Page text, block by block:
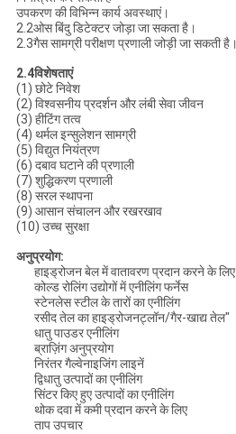
उपकरण की विभिन्न कार्य अवस्थाएं।
2.2ओस बिंदु डिटेक्टर जोड़ा जा सकता है।
2.3गैस सामग्री परीक्षण प्रणाली जोड़ी जा सकती है।
2.4विशेषताएं
(1) छोटे निवेश
(2) विश्वसनीय प्रदर्शन और लंबी सेवा जीवन
(3) हीटिंग तत्व
(4) थर्मल इन्सुलेशन सामग्री
(5) विद्युत नियंत्रण
(6) दबाव घटाने की प्रणाली
(7) शुद्धिकरण प्रणाली
(8) सरल स्थापना
(9) आसान संचालन और रखरखाव
(10) उच्च सुरक्षा
अनुप्रयोग:
हाइड्रोजन बेल में वातावरण प्रदान करने के लिए
कोल्ड रोलिंग उद्योगों में एनीलिंग फर्नेस
स्टेनलेस स्टील के तारों का एनीलिंग
रसीद तेल का हाइड्रोजनट्लॉन/गैर-खाद्य तेल"
धातु पाउडर एनीलिंग
ब्राज़िंग अनुप्रयोग
निरंतर गैल्वेनाइजिंग लाइनें
द्विधातु उत्पादों का एनीलिंग
सिंटर किए हुए उत्पादों का एनीलिंग
थोक दवा में कमी प्रदान करने के लिए
ताप उपचार